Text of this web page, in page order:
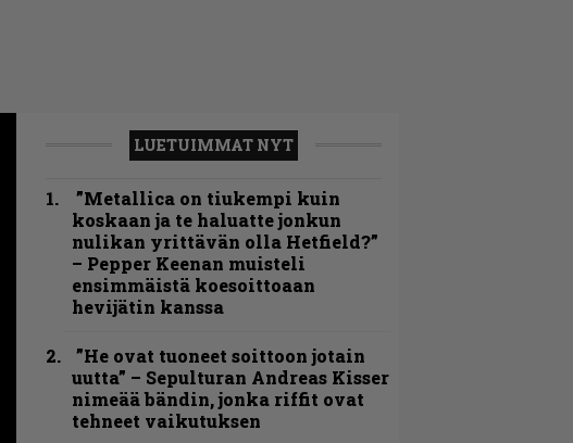
LUETUIMMAT NYT
”Metallica on tiukempi kuin
koskaan ja te haluatte jonkun
nulikan yrittävän olla Hetfield?”
– Pepper Keenan muisteli
ensimmäistä koesoittoaan
hevijätin kanssa
”He ovat tuoneet soittoon jotain
uutta” – Sepulturan Andreas Kisser
nimeää bändin, jonka riffit ovat
tehneet vaikutuksen